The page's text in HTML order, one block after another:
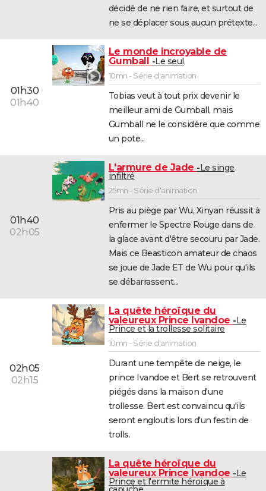
décidé de ne rien faire, et surtout de
ne se déplacer sous aucun prétexte...
01h30
01h40
Le monde incroyable de
Gumball
Le seul
10mn - Série d'animation
Tobias veut à tout prix devenir le
meilleur ami de Gumball, mais
Gumball ne le considère que comme
un pote...
01h40
02h05
L'armure de Jade Le singe
infiltré
25mn - Série d'animation
Pris au piège par Wu, Xinyan réussit à
enfermer le Spectre Rouge dans de
la glace avant d'être secouru par Jade.
Mais ce Beasticon amateur de chaos
se joue de Jade ET de Wu pour qu'ils
se débarrassent...
02h05
02h15
La quête héroïque du
valeureux Prince Ivandoe
Le
Prince et la trollesse solitaire
10mn - Série d'animation
Durant une tempête de neige, le
prince Ivandoe et Bert se retrouvent
piégés dans la maison d'une
trollesse. Bert est convaincu qu'ils
seront engloutis lors d'un festin de
trolls.
La quête héroïque du
valeureux Prince Ivandoe
Le
Prince et l'ermite héroïque à